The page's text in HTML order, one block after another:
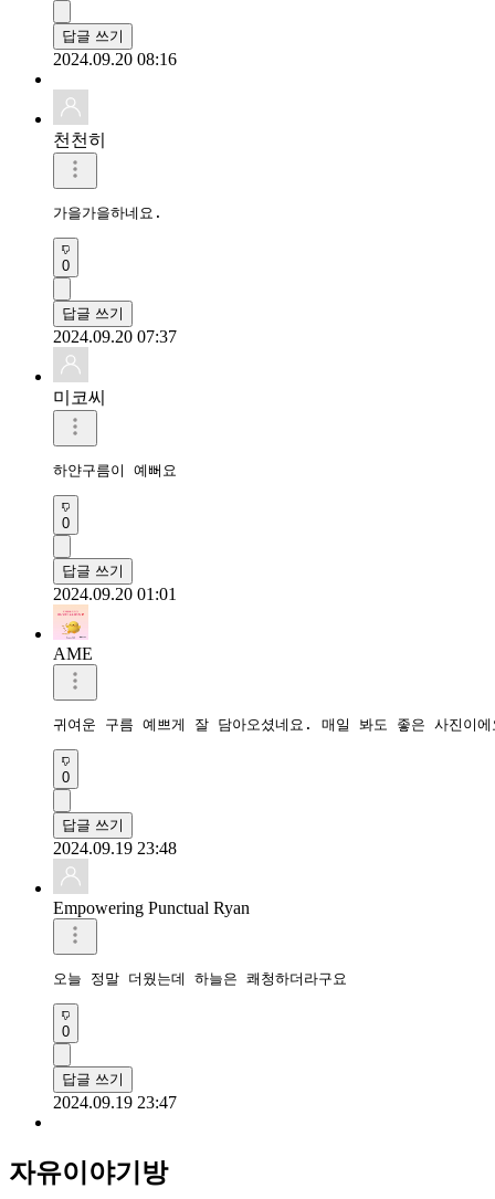
답글 쓰기
2024.09.20 08:16
천천히
가을가을하네요.
0
답글 쓰기
2024.09.20 07:37
미코씨
하얀구름이 예뻐요
0
답글 쓰기
2024.09.20 01:01
AME
귀여운 구름 예쁘게 잘 담아오셨네요. 매일 봐도 좋은 사진이
0
답글 쓰기
2024.09.19 23:48
Empowering Punctual Ryan
오늘 정말 더웠는데 하늘은 쾌청하더라구요
0
답글 쓰기
2024.09.19 23:47
자유이야기방